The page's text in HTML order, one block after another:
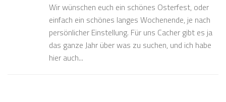
Wir wünschen euch ein schönes Osterfest, oder
einfach ein schönes langes Wochenende, je nach
persönlicher Einstellung. Für uns Cacher gibt es ja
das ganze Jahr über was zu suchen, und ich habe
hier auch...